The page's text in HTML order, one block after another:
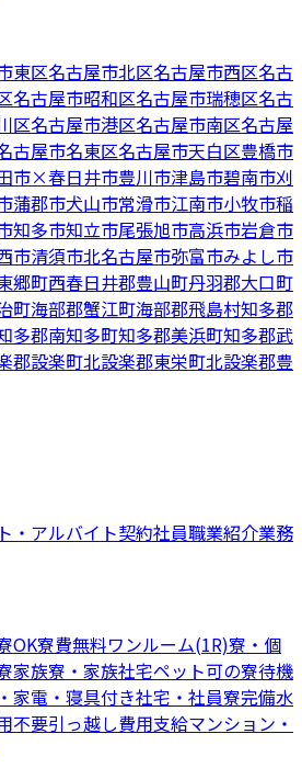
東区名古屋市北区名古屋市西区名古
名古屋市昭和区名古屋市瑞穂区名古
区名古屋市港区名古屋市南区名古屋
古屋市名東区名古屋市天白区豊橋市
市×春日井市豊川市津島市碧南市刈
蒲郡市犬山市常滑市江南市小牧市稲
知多市知立市尾張旭市高浜市岩倉市
市清須市北名古屋市弥富市みよし市
郷町西春日井郡豊山町丹羽郡大口町
町海部郡蟹江町海部郡飛島村知多郡
多郡南知多町知多郡美浜町知多郡武
郡設楽町北設楽郡東栄町北設楽郡豊
・アルバイト契約社員職業紹介業務
OK寮費無料ワンルーム(1R)寮・個
家族寮・家族社宅ペット可の寮待機
家電・寝具付き社宅・社員寮完備水
不要引っ越し費用支給マンション・